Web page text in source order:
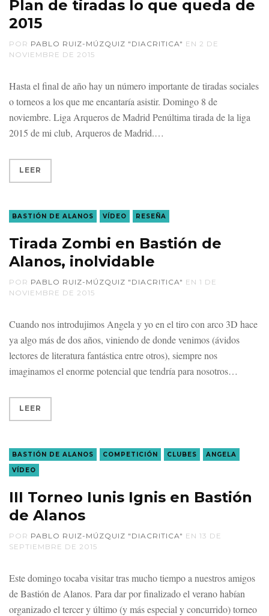
Plan de tiradas lo que queda de
2015
POR PABLO RUIZ-MÚZQUIZ "DIACRITICA" EN 2 DE
NOVIEMBRE DE 2015
Hasta el final de año hay un número importante de tiradas sociales
o torneos a los que me encantaría asistir. Domingo 8 de
noviembre. Liga Arqueros de Madrid Penúltima tirada de la liga
2015 de mi club, Arqueros de Madrid.
LEER
BASTIÓN DE ALANOS VÍDEO RESEÑA
Tirada Zombi en Bastión de
Alanos, inolvidable
POR PABLO RUIZ-MÚZQUIZ "DIACRITICA" EN 1 DE
NOVIEMBRE DE 2015
Cuando nos introdujimos Angela y yo en el tiro con arco 3D hace
ya algo más de dos años, viniendo de donde venimos (ávidos
lectores de literatura fantástica entre otros), siempre nos
imaginamos el enorme potencial que tendría para nosotros
LEER
BASTIÓN DE ALANOS COMPETICIÓN CLUBES
ANGELA
VÍDEO
III Torneo Iunis Ignis en Bastión
de Alanos
POR PABLO RUIZ-MÚZQUIZ "DIACRITICA" EN 13 DE
SEPTIEMBRE DE 2015
Este domingo tocaba visitar tras mucho tiempo a nuestros amigos
de Bastión de Alanos. Para dar por finalizado el verano habían
organizado el tercer y último (y más especial y concurrido) torneo